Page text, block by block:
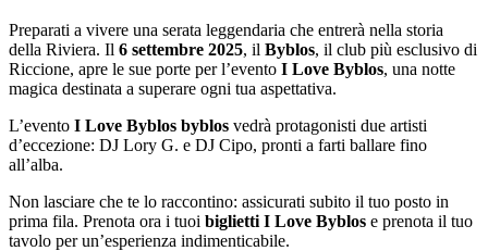
Preparati a vivere una serata leggendaria che entrerà nella storia
della Riviera. Il 6 settembre 2025, il Byblos, il club più esclusivo di
Riccione, apre le sue porte per l’evento I Love Byblos, una notte
magica destinata a superare ogni tua aspettativa.
L’evento I Love Byblos byblos vedrà protagonisti due artisti
d’eccezione: DJ Lory G. e DJ Cipo, pronti a farti ballare fino
all’alba.
Non lasciare che te lo raccontino: assicurati subito il tuo posto in
prima fila. Prenota ora i tuoi biglietti I Love Byblos e prenota il tuo
tavolo per un’esperienza indimenticabile.